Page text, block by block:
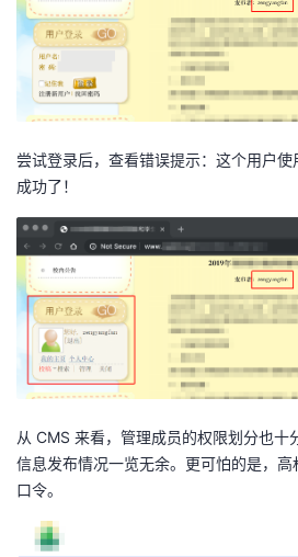
尝试登录后，查看错误提示：这个用户
成功了！
从 CMS 来看，管理成员的权限划分也十
信息发布情况一览无余。更可怕的是，
口令。